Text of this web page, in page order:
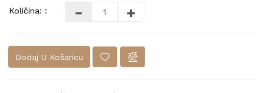
Količina: :
Dodaj U Košaricu